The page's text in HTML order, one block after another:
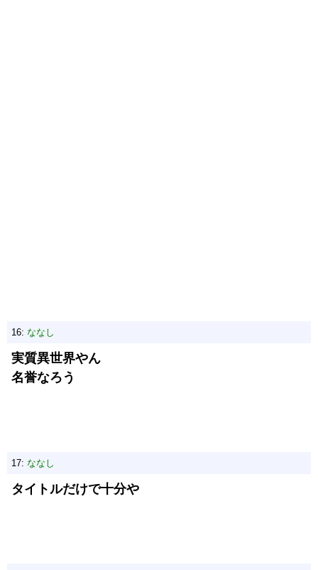
16: ななし
実質異世界やん
名誉なろう
17: ななし
タイトルだけで十分や